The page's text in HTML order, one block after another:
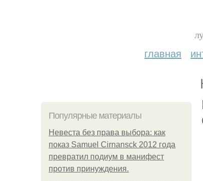
главная
Популярные материалы
Невеста без права выбора: как
показ Samuel Cirnansck 2012 года
превратил подиум в манифест
против принуждения.